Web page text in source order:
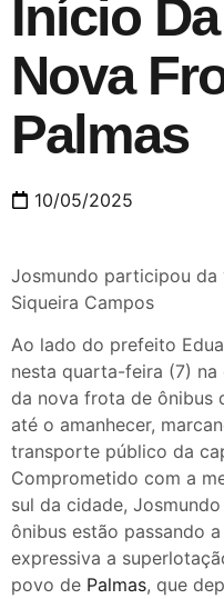
Início
Nova
Palmas
10/05/2025
Josmundo participou da
Siqueira Campos
Ao lado do prefeito
nesta quarta-feira (7) na
da nova frota de ônibus
até o amanhecer,
transporte público da
Comprometido com a
sul da cidade,
ônibus estão passando
expressiva a
povo de Palmas, que